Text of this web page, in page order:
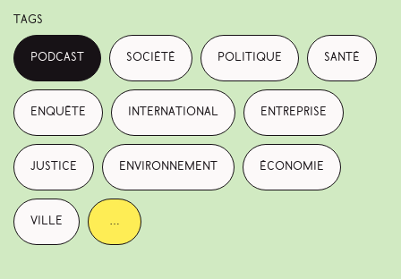
Tags
podcast société politique santé
enquête international entreprise
justice environnement économie
ville